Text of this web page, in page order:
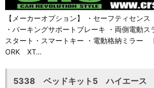
【メーカーオプション】 ・セーフティセン
・パーキングサポートブレーキ ・両側電動ス
スタート・スマートキー ・電動格納ミラー
ORK XT…
5338 ベッドキット5 ハイエース